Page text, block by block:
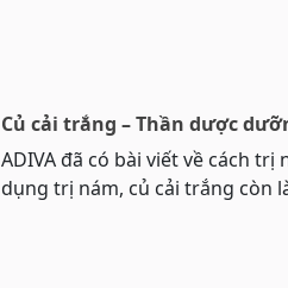
Củ cải trắng – Thần dược
ADIVA đã có bài viết về cách
dụng trị nám, củ cải trắng còn